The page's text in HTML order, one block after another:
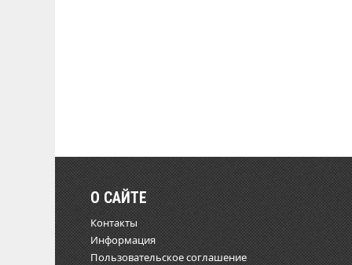
О САЙТЕ
Контакты
Информация
Пользовательское соглашение